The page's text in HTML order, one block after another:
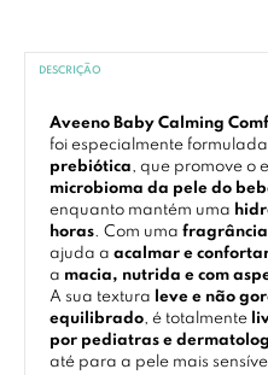
DESCRIÇÃO
Aveeno Baby Calming
foi especialmente
prebiótica, que promove o
microbioma da pele do
enquanto mantém uma
horas. Com uma
ajuda a acalmar e
a macia, nutrida e com
A sua textura
leve e não
equilibrado, é totalmente
por pediatras e
até para a pele mais